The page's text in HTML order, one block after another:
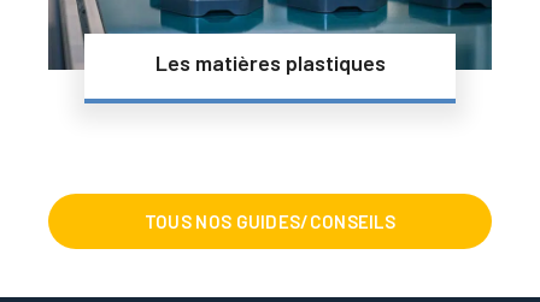
Les matières plastiques
TOUS NOS GUIDES/CONSEILS